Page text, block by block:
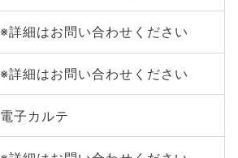
※詳細はお問い合わせください
※詳細はお問い合わせください
電子カルテ